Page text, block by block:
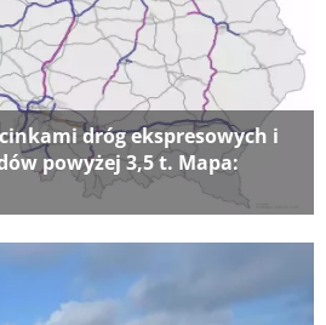
dróg ekspresowych i
powyżej 3,5 t. Mapa: